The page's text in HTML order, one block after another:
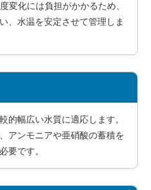
変化には負担がかかるため、
、水温を安定させて管理しま
的幅広い水質に適応します。
アンモニアや亜硝酸の蓄積を
要です。